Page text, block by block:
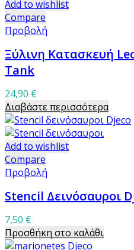
Add to wishlist
Compare
Προβολή
Ξύλινη Κατασκευή
Tank
24,90 €
Διαβάστε περισσότερα
Add to wishlist
Compare
Προβολή
Stencil Δεινόσαυροι
7,50 €
Προσθήκη στο καλάθι